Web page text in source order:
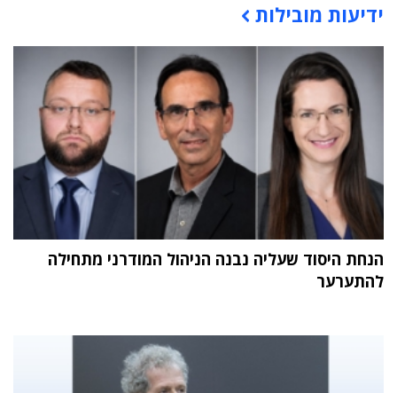
תוכן פרסומי
ידיעות מובילות
הנחת היסוד שעליה נבנה הניהול המודרני מתחילה
להתערער